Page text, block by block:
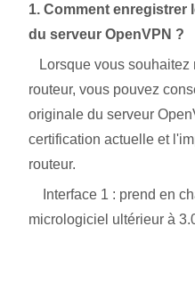
1. Comment enregistrer
du serveur OpenVPN ?
Lorsque vous souhaitez
routeur, vous pouvez
originale du serveur
certification actuelle et
routeur.
Interface 1 : prend en
micrologiciel ultérieur à